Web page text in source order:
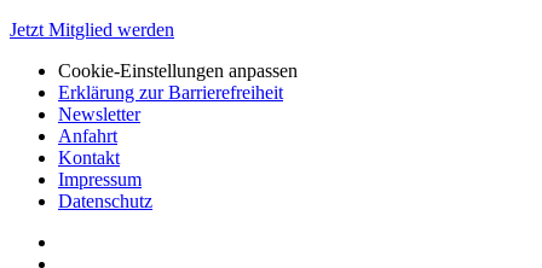
Jetzt Mitglied werden
Cookie-Einstellungen anpassen
Erklärung zur Barrierefreiheit
Newsletter
Anfahrt
Kontakt
Impressum
Datenschutz